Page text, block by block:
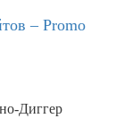
Диггер